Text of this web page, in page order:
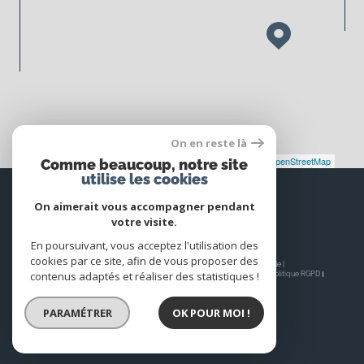
Leaflet|©JawgMaps © OpenStreetMap
Espace
PROPRIÉTAIRE
Se connecter
© 2026 | Tous droits réservés | Traduction powered by Google |
Nos honoraires
Plan du site Mentions légales Admin Nos liens
Politique RGPD
On en reste là
Comme beaucoup, notre site
utilise les cookies
On aimerait vous accompagner pendant
votre visite.
En poursuivant, vous acceptez l'utilisation des
cookies par ce site, afin de vous proposer des
contenus adaptés et réaliser des statistiques !
PARAMÉTRER OK POUR MOI !